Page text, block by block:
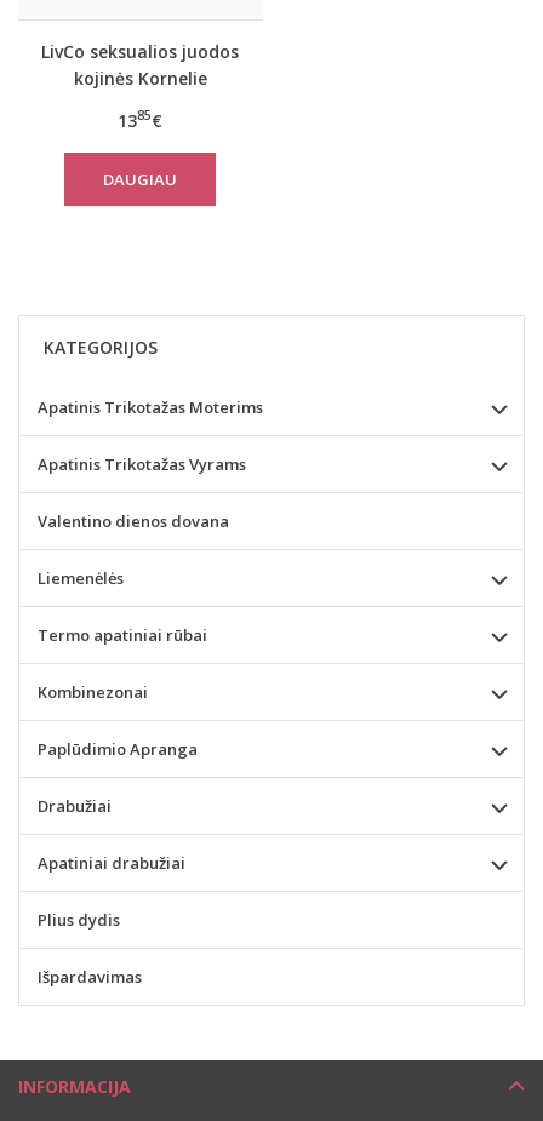
LivCo seksualios juodos
kojinės Kornelie
1385€
DAUGIAU
KATEGORIJOS
Apatinis Trikotažas Moterims
Apatinis Trikotažas Vyrams
Valentino dienos dovana
Liemenėlės
Termo apatiniai rūbai
Kombinezonai
Paplūdimio Apranga
Drabužiai
Apatiniai drabužiai
Plius dydis
Išpardavimas
INFORMACIJA